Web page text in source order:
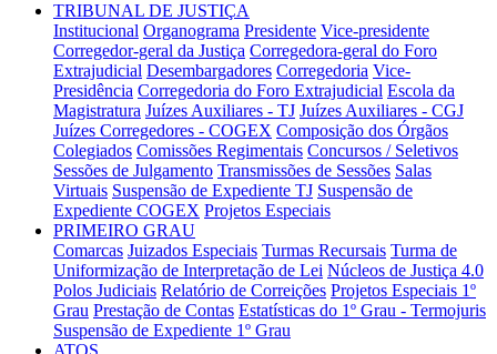
TRIBUNAL DE JUSTIÇA
Institucional Organograma Presidente Vice-presidente
Corregedor-geral da Justiça Corregedora-geral do Foro
Extrajudicial Desembargadores Corregedoria Vice-
Presidência Corregedoria do Foro Extrajudicial Escola da
Magistratura Juízes Auxiliares - TJ Juízes Auxiliares - CGJ
Juízes Corregedores - COGEX Composição dos Órgãos
Colegiados Comissões Regimentais Concursos / Seletivos
Sessões de Julgamento Transmissões de Sessões Salas
Virtuais Suspensão de Expediente TJ Suspensão de
Expediente COGEX Projetos Especiais
PRIMEIRO GRAU
Comarcas Juizados Especiais Turmas Recursais Turma de
Uniformização de Interpretação de Lei Núcleos de Justiça 4.0
Polos Judiciais Relatório de Correições Projetos Especiais 1º
Grau Prestação de Contas Estatísticas do 1º Grau - Termojuris
Suspensão de Expediente 1º Grau
ATOS